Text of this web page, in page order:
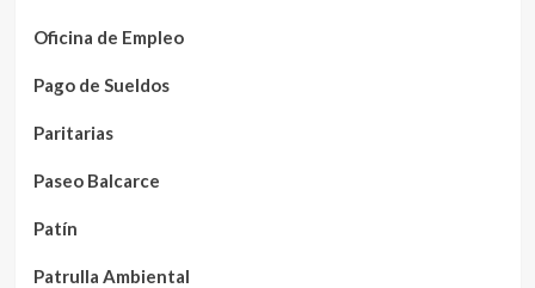
Oficina de Empleo
Pago de Sueldos
Paritarias
Paseo Balcarce
Patín
Patrulla Ambiental